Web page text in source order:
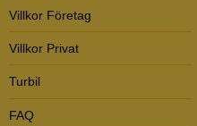
Villkor Företag
Villkor Privat
Turbil
FAQ